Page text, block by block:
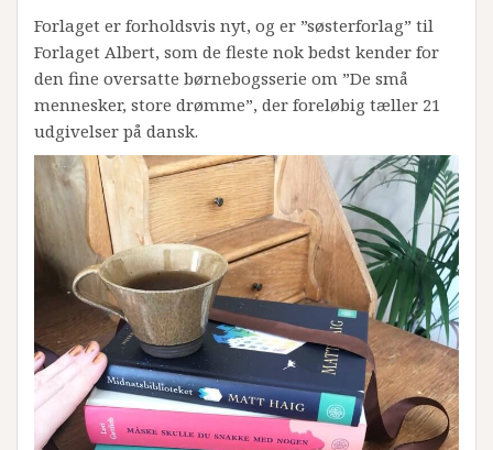
Forlaget er forholdsvis nyt, og er ”søsterforlag” til
Forlaget Albert, som de fleste nok bedst kender for
den fine oversatte børnebogsserie om ”De små
mennesker, store drømme”, der foreløbig tæller 21
udgivelser på dansk.